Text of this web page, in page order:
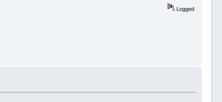
Logged